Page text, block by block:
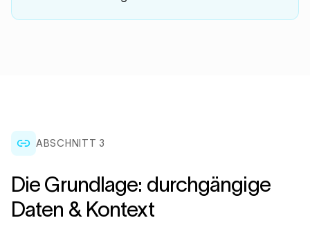
ABSCHNITT 3
Die Grundlage: durchgängige
Daten & Kontext